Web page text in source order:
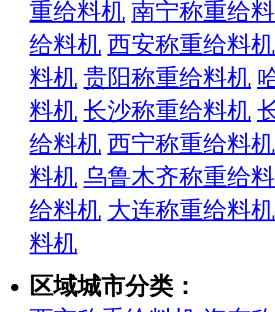
重给料机 南宁称重给
给料机 西安称重给料机
料机 贵阳称重给料机
料机 长沙称重给料机
给料机 西宁称重给料机
料机 乌鲁木齐称重给
给料机 大连称重给料机
料机
区域城市分类：